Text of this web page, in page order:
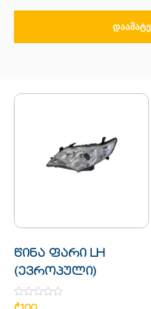
წინა ფარი LH
(ევროპული)
Rated